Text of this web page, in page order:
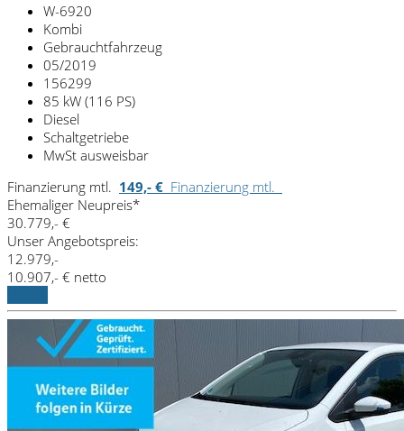
W-6920
Kombi
Gebrauchtfahrzeug
05/2019
156299
85 kW (116 PS)
Diesel
Schaltgetriebe
MwSt ausweisbar
Finanzierung mtl. 149,- € Finanzierung mtl.
Ehemaliger Neupreis*
30.779,- €
Unser Angebotspreis:
12.979,-
10.907,- € netto